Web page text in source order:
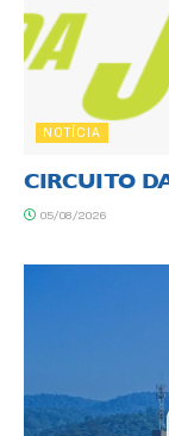
NOTÍCIA
CIRCUITO
05/08/2026